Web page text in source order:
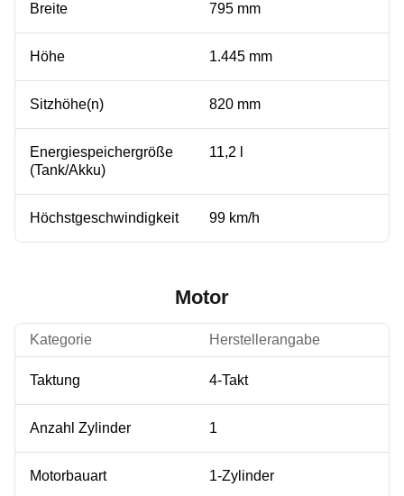
Breite 795 mm
Höhe 1.445 mm
Sitzhöhe(n) 820 mm
Energiespeichergröße
(Tank/Akku)
11,2 l
Höchstgeschwindigkeit 99 km/h
Motor
Kategorie Herstellerangabe
Taktung 4-Takt
Anzahl Zylinder 1
Motorbauart 1-Zylinder